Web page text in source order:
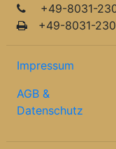
+49-8031-
+49-8031-
Impressum
AGB &
Datenschutz